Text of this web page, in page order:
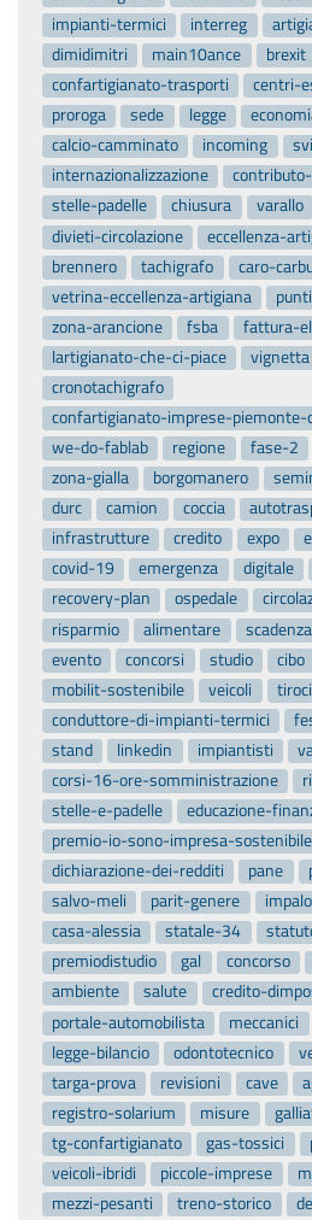
impianti-termici
interreg
dimidimitri
main10ance
brexit
confartigianato-trasporti
centri-
proroga
sede legge
calcio-camminato
incoming
internazionalizzazione
stelle-padelle
chiusura varallo
divieti-circolazione
eccellenza-
brennero
tachigrafo
caro-
vetrina-eccellenza-artigiana
zona-arancione
fsba
fattura-
lartigianato-che-ci-piace
vignetta
cronotachigrafo
confartigianato-imprese-piemonte-
we-do-fablab
regione fase-2
zona-gialla
borgomanero
durc
camion coccia
infrastrutture
credito expo
covid-19
emergenza digitale
recovery-plan
ospedale
risparmio
alimentare scadenza
evento
concorsi studio cibo
mobilit-sostenibile
veicoli
conduttore-di-impianti-termici
stand
linkedin impiantisti
corsi-16-ore-somministrazione
stelle-e-padelle
educazione-
premio-io-sono-impresa-sostenibile
dichiarazione-dei-redditi
pane
salvo-meli
parit-genere
casa-alessia
statale-34
premiodistudio
gal concorso
ambiente
salute credito-
portale-automobilista
meccanici
legge-bilancio
odontotecnico
targa-prova
revisioni cave
registro-solarium
misure
tg-confartigianato
gas-tossici
veicoli-ibridi
piccole-imprese
mezzi-pesanti
treno-storico